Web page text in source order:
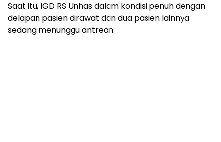
Saat itu, IGD RS Unhas dalam kondisi penuh dengan
delapan pasien dirawat dan dua pasien lainnya
sedang menunggu antrean.